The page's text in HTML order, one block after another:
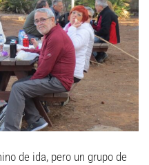
de ida, pero un grupo de